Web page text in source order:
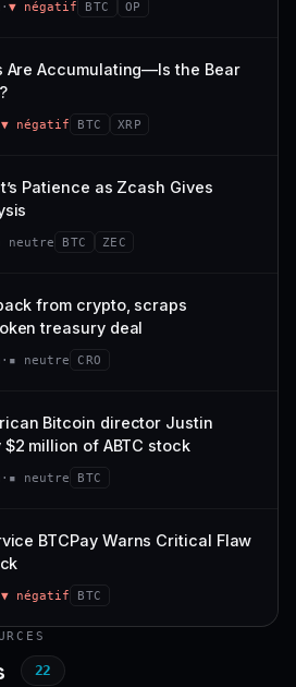
+0,1 %
#29
1 464 $
−3,6 %
#102
· ▼ négatif BTC OP
Are Accumulating—Is the Bear
▼ négatif BTC XRP
Patience as Zcash Gives
neutre BTC ZEC
from crypto, scraps
treasury deal
· ▪ neutre CRO
Bitcoin director Justin
million of ABTC stock
· ▪ neutre BTC
BTCPay Warns Critical Flaw
▼ négatif BTC
22